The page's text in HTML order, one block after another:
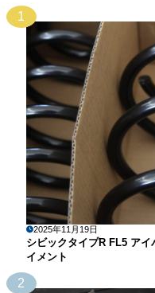
1
2025年11月19日
シビックタイプR FL5 ア
イメント
2